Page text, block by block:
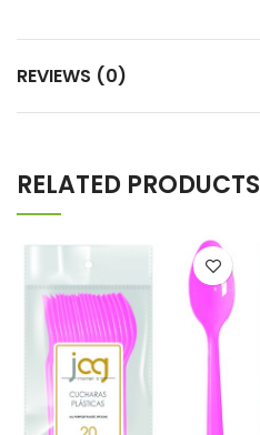
REVIEWS (0)
RELATED PRODUCTS